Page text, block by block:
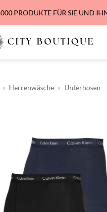
PRODUKTE FÜR SIE UND
» Herrenwäsche » Unterhosen